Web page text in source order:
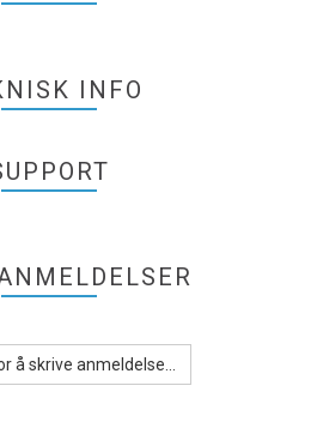
INFO
å skrive anmeldelse...